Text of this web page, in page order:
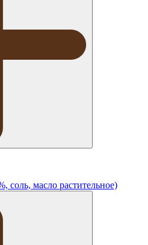
соль, масло растительное)